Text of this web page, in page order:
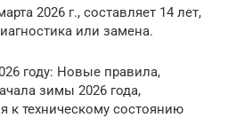
2026 г., составляет 14 лет,
или замена.
году: Новые правила,
зимы 2026 года,
к техническому состоянию